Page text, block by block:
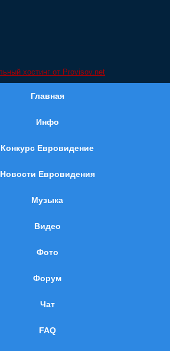
Главная
Инфо
Конкурс Евровидение
Новости Евровидения
Музыка
Видео
Фото
Форум
Чат
FAQ